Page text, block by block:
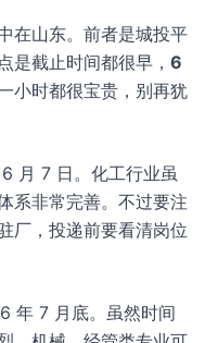
在山东。前者是城投平
是截止时间都很早， 6
小时都很宝贵，别再犹
月 7 日。化工行业虽
系非常完善。不过要注
厂，投递前要看清岗位
年 7 月底。虽然时间